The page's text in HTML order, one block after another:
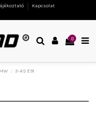
Kapcsolat
0
3-AS E91